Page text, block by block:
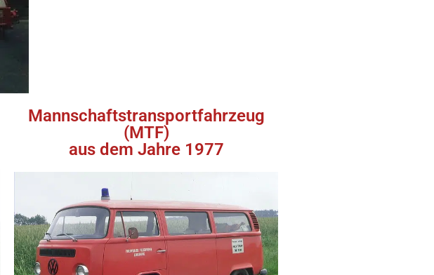
Mannschaftstransportfahrzeug
(MTF)
aus dem Jahre 1977